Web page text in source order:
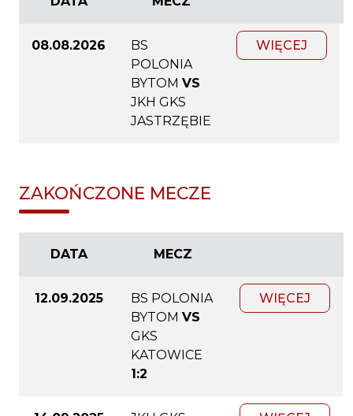
08.08.2026
BS
POLONIA
BYTOM VS
JKH GKS
JASTRZĘBIE
WIĘCEJ
ZAKOŃCZONE MECZE
DATA MECZ
12.09.2025
BS POLONIA
BYTOM VS
GKS
KATOWICE
1:2
WIĘCEJ